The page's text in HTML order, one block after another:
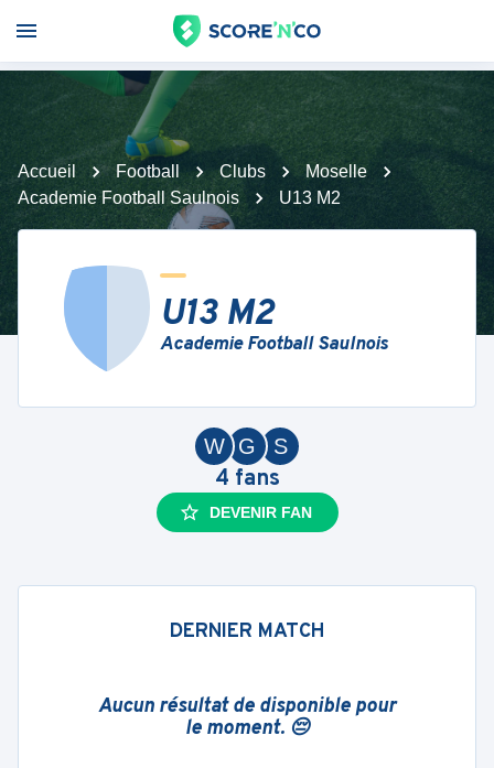
Accueil Football Clubs
Moselle
Academie Football Saulnois
U13 M2
U13 M2
Academie Football Saulnois
S
G
W
4 fans
DEVENIR FAN
DERNIER MATCH
Aucun résultat de disponible pour
le moment. 😔